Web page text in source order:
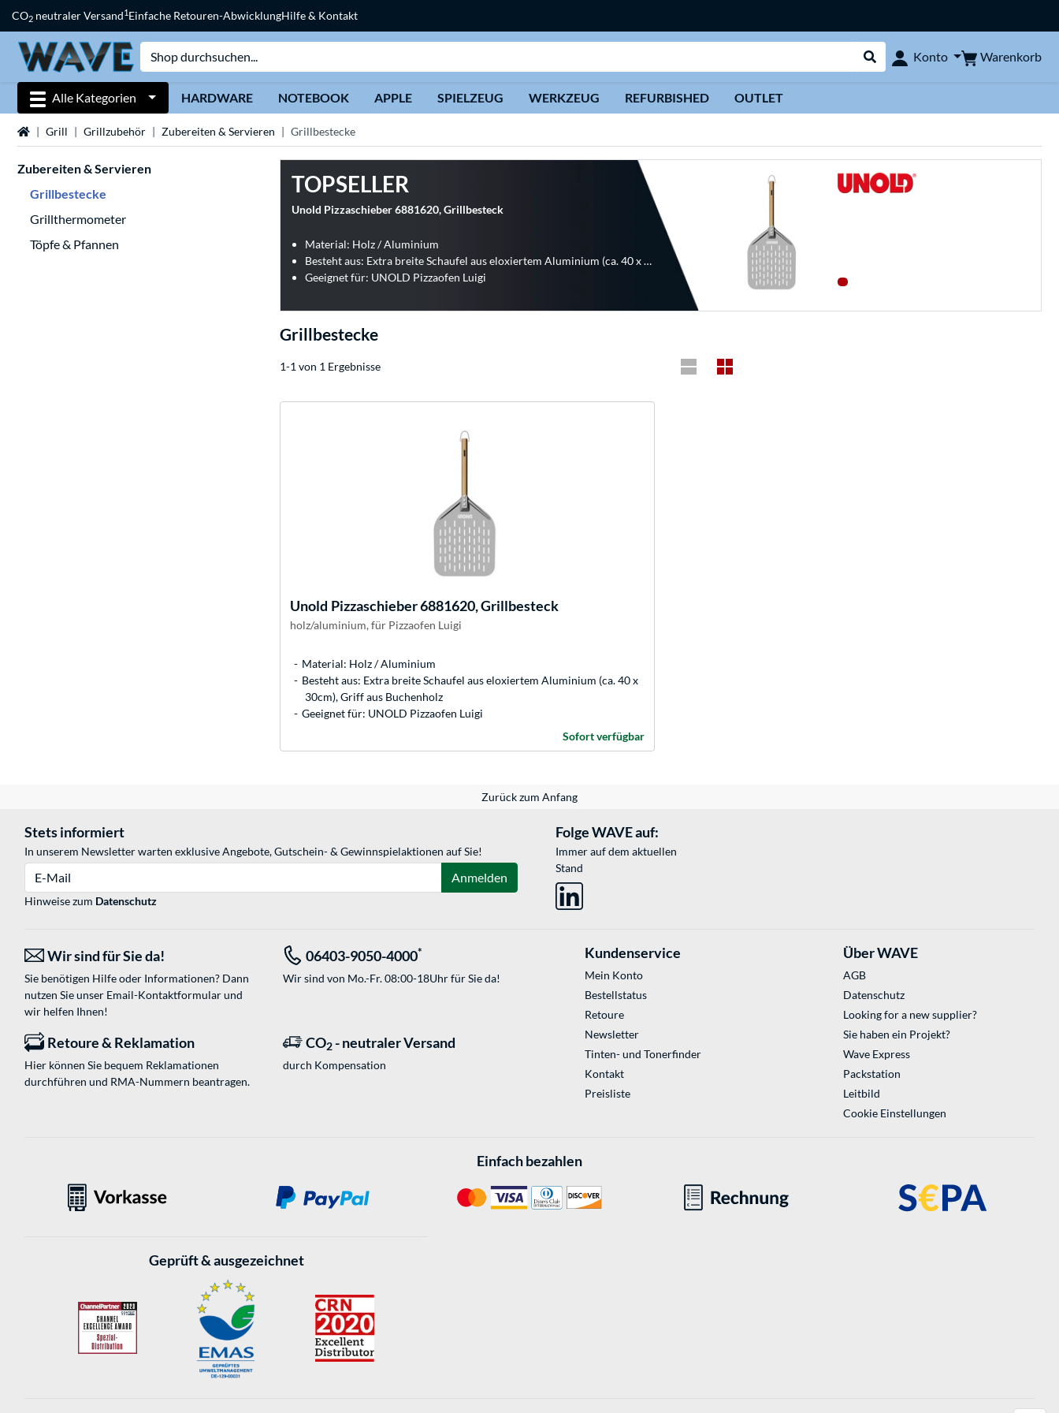
CO2 neutraler Versand1Einfache Retouren-AbwicklungHilfe & Kontakt
Suche durchführen
Konto Warenkorb
Alle Kategorien HARDWARE NOTEBOOK APPLE SPIELZEUG WERKZEUG REFURBISHED OUTLET
Startseite
Grill Grillzubehör Zubereiten & Servieren Grillbestecke
Zubereiten & Servieren
Grillbestecke
Grillthermometer
Töpfe & Pfannen
TOPSELLER
Unold Pizzaschieber 6881620, Grillbesteck
Material: Holz / Aluminium
Besteht aus: Extra breite Schaufel aus eloxiertem Aluminium (ca. 40 x 30cm), Griff aus Buchenholz
Geeignet für: UNOLD Pizzaofen Luigi
Grillbestecke
1-1 von 1 Ergebnisse
Unold Pizzaschieber 6881620, Grillbesteck
holz/aluminium, für Pizzaofen Luigi
Material: Holz / Aluminium
Besteht aus: Extra breite Schaufel aus eloxiertem Aluminium (ca. 40 x
30cm), Griff aus Buchenholz
Geeignet für: UNOLD Pizzaofen Luigi
Sofort verfügbar
Zurück zum Anfang
Stets informiert
In unserem Newsletter warten exklusive Angebote, Gutschein- & Gewinnspielaktionen auf Sie!
Anmelden
Hinweise zum Datenschutz
Folge WAVE auf:
Immer auf dem aktuellen
Stand
Wir sind für Sie da!
Sie benötigen Hilfe oder Informationen? Dann
nutzen Sie unser Email-Kontaktformularund
wir helfen Ihnen!
06403-9050-4000*
Wir sind von Mo.-Fr. 08:00-18Uhr für Sie da!
Retoure & Reklamation
Hier können Sie bequem Reklamationen
durchführen und RMA-Nummern beantragen.
CO2 - neutraler Versand
durch Kompensation
Kundenservice
Mein Konto
Bestellstatus
Retoure
Newsletter
Tinten- und Tonerfinder
Kontakt
Preisliste
Über WAVE
AGB
Datenschutz
Looking for a new supplier?
Sie haben ein Projekt?
Wave Express
Packstation
Leitbild
Cookie Einstellungen
Einfach bezahlen
Geprüft & ausgezeichnet